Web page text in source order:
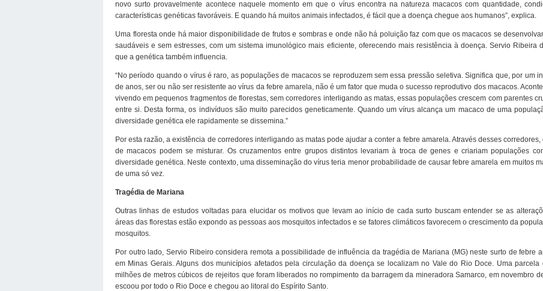
novo surto provavelmente acontece naquele momento em que o vírus encontra na natureza macacos com quantidade,
características genéticas favoráveis. E quando há muitos animais infectados, é fácil que a doença chegue aos humanos”, explica.
Uma floresta onde há maior disponibilidade de frutos e sombras e onde não há poluição faz com que os macacos se
saudáveis e sem estresses, com um sistema imunológico mais eficiente, oferecendo mais resistência à doença. Servio Ribeira
que a genética também influencia.
“No período quando o vírus é raro, as populações de macacos se reproduzem sem essa pressão seletiva. Significa que, por um
de anos, ser ou não ser resistente ao vírus da febre amarela, não é um fator que muda o sucesso reprodutivo dos macacos.
vivendo em pequenos fragmentos de florestas, sem corredores interligando as matas, essas populações crescem com parentes
entre si. Desta forma, os indivíduos são muito parecidos geneticamente. Quando um vírus alcança um macaco de uma
diversidade genética ele rapidamente se dissemina.”
Por esta razão, a existência de corredores interligando as matas pode ajudar a conter a febre amarela. Através desses corredores,
de macacos podem se misturar. Os cruzamentos entre grupos distintos levariam à troca de genes e criariam populações
diversidade genética. Neste contexto, uma disseminação do vírus teria menor probabilidade de causar febre amarela em muitos
de uma só vez.
Tragédia de Mariana
Outras linhas de estudos voltadas para elucidar os motivos que levam ao início de cada surto buscam entender se as
áreas das florestas estão expondo as pessoas aos mosquitos infectados e se fatores climáticos favorecem o crescimento da
mosquitos.
Por outro lado, Servio Ribeiro considera remota a possibilidade de influência da tragédia de Mariana (MG) neste surto de febre
em Minas Gerais. Alguns dos municípios afetados pela circulação da doença se localizam no Vale do Rio Doce. Uma parcela
milhões de metros cúbicos de rejeitos que foram liberados no rompimento da barragem da mineradora Samarco, em novembro
escoou por todo o Rio Doce e chegou ao litoral do Espírito Santo.